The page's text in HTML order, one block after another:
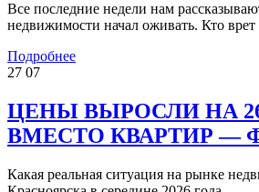
Все последние недели нам
недвижимости начал оживать. Кто врет
Подробнее
27 07
ЦЕНЫ ВЫРОСЛИ НА
ВМЕСТО КВАРТИР —
Какая реальная ситуация на рынке